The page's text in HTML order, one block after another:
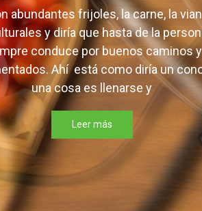
abundantes frijoles, la carne, la
y diría que hasta de la
conduce por buenos caminos
Ahí está como diría un
una cosa es llenarse y
Leer más